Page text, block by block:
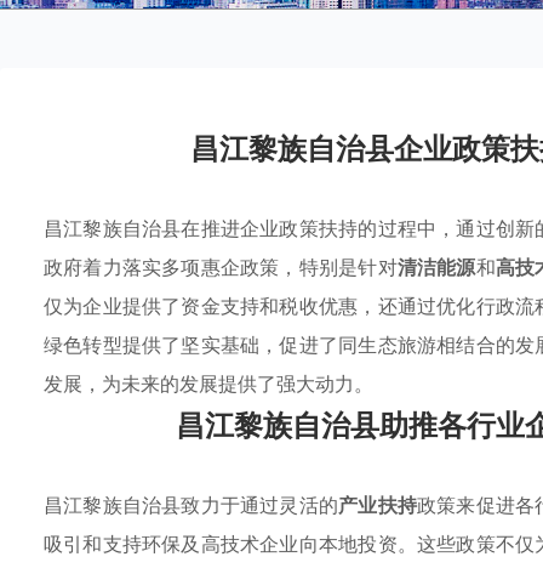
昌江黎族自治县企业政策
昌江黎族自治县在推进企业政策扶持的过程中，通过创新
政府着力落实多项惠企政策，特别是针对清洁能源和高技
仅为企业提供了资金支持和税收优惠，还通过优化行政
绿色转型提供了坚实基础，促进了同生态旅游相结合的
发展，为未来的发展提供了强大动力。
昌江黎族自治县助推各行业
昌江黎族自治县致力于通过灵活的产业扶持政策来促进各
吸引和支持环保及高技术企业向本地投资。这些政策不